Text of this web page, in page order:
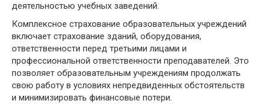
деятельностью учебных заведений.
Комплексное страхование образовательных учреждений
включает страхование зданий, оборудования,
ответственности перед третьими лицами и
профессиональной ответственности преподавателей. Это
позволяет образовательным учреждениям продолжать
свою работу в условиях непредвиденных обстоятельств
и минимизировать финансовые потери.